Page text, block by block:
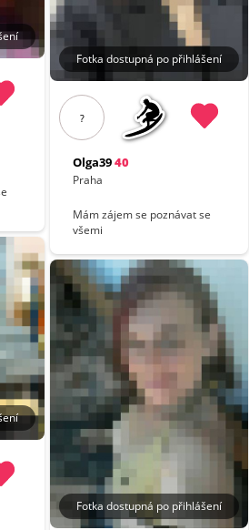
Fotka dostupná po přihlášení
?
Olga3940
Praha
Mám zájem se poznávat se
všemi
Fotka dostupná po přihlášení